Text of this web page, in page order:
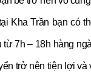
Kha Trần bạn có
7h – 18h hàng
trở nên tiện lợi